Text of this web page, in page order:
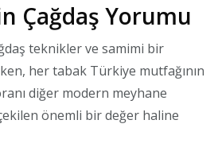
Çağdaş Yorumu
teknikler ve samimi bir
her tabak Türkiye mutfağının
diğer modern meyhane
önemli bir değer haline